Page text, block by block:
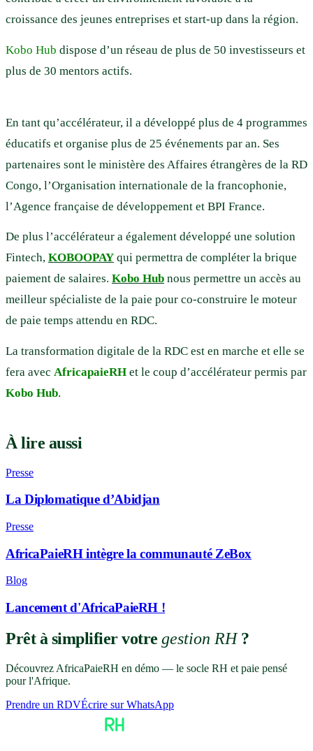
croissance des jeunes entreprises et start-up dans la région.
Kobo Hub dispose d’un réseau de plus de 50 investisseurs et
plus de 30 mentors actifs.
En tant qu’accélérateur, il a développé plus de 4 programmes
éducatifs et organise plus de 25 événements par an. Ses
partenaires sont le ministère des Affaires étrangères de la RD
Congo, l’Organisation internationale de la francophonie,
l’Agence française de développement et BPI France.
De plus l’accélérateur a également développé une solution
Fintech, KOBOOPAY qui permettra de compléter la brique
paiement de salaires. Kobo Hub nous permettre un accès au
meilleur spécialiste de la paie pour co-construire le moteur
de paie temps attendu en RDC.
La transformation digitale de la RDC est en marche et elle se
fera avec AfricapaieRH et le coup d’accélérateur permis par
Kobo Hub.
À lire aussi
Presse
La Diplomatique d’Abidjan
Presse
AfricaPaieRH intègre la communauté ZeBox
Blog
Lancement d'AfricaPaieRH !
Prêt à simplifier votregestion RH?
Découvrez AfricaPaieRH en démo — le socle RH et paie pensé
pour l'Afrique.
Prendre un RDVÉcrire sur WhatsApp